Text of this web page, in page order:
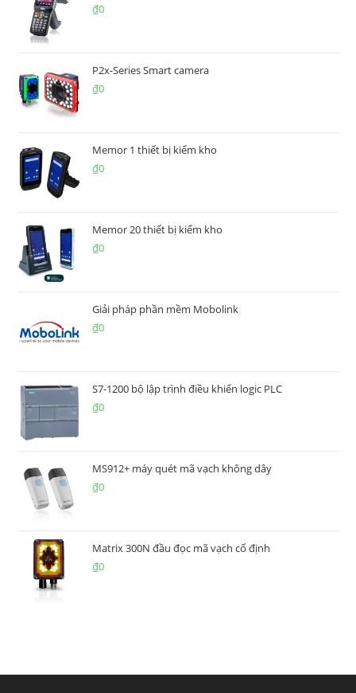
₫0
P2x-Series Smart camera
₫0
Memor 1 thiết bị kiểm kho
₫0
Memor 20 thiết bị kiểm kho
₫0
Giải pháp phần mềm Mobolink
₫0
S7-1200 bộ lập trình điều khiển logic PLC
₫0
MS912+ máy quét mã vạch không dây
₫0
Matrix 300N đầu đọc mã vạch cố định
₫0